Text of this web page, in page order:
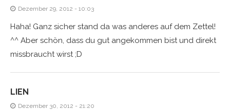
Dezember 29, 2012 - 10:03
Haha! Ganz sicher stand da was anderes auf dem Zettel!
^^ Aber schön, dass du gut angekommen bist und direkt
missbraucht wirst ;D
LIEN
Dezember 30, 2012 - 21:20